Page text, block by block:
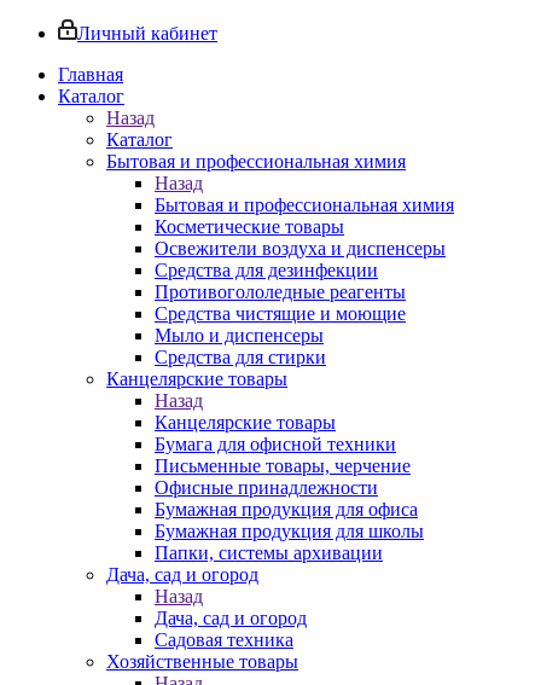
Личный кабинет
Главная
Каталог
Назад
Каталог
Бытовая и профессиональная химия
Назад
Бытовая и профессиональная химия
Косметические товары
Освежители воздуха и диспенсеры
Средства для дезинфекции
Противогололедные реагенты
Средства чистящие и моющие
Мыло и диспенсеры
Средства для стирки
Канцелярские товары
Назад
Канцелярские товары
Бумага для офисной техники
Письменные товары, черчение
Офисные принадлежности
Бумажная продукция для офиса
Бумажная продукция для школы
Папки, системы архивации
Дача, сад и огород
Назад
Дача, сад и огород
Садовая техника
Хозяйственные товары